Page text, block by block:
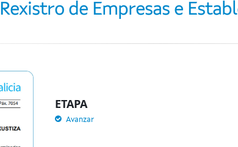
Rexistro de Empresas e
ETAPA
Avanzar